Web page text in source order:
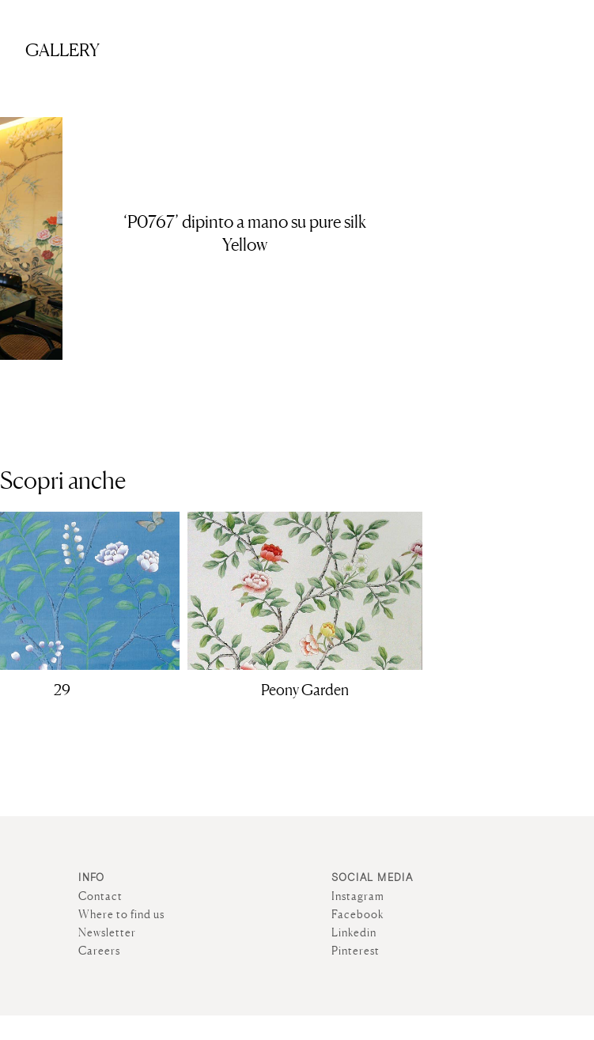
GALLERY
‘P0767’ dipinto a mano su pure silk
Yellow
Scopri anche
29 Peony Garden
INFO
Contact
Where to find us
Newsletter
Careers
SOCIAL MEDIA
Instagram
Facebook
Linkedin
Pinterest